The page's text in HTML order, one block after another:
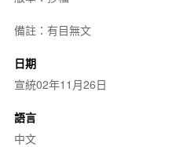
備註：有目無文
日期
宣統02年11月26日
語言
中文